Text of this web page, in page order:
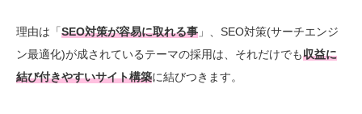
理由は「SEO対策が容易に取れる事 」、SEO対策(サーチエンジ
ン最適化)が成されているテーマの採用は、それだけでも収益に
結び付きやすいサイト構築に結びつきます。